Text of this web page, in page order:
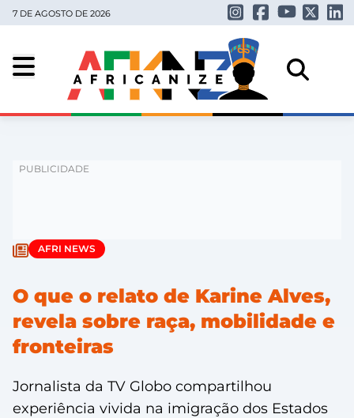
7 DE AGOSTO DE 2026
AFRI NEWS
O que o relato de Karine Alves,
revela sobre raça, mobilidade e
fronteiras
Jornalista da TV Globo compartilhou
experiência vivida na imigração dos Estados